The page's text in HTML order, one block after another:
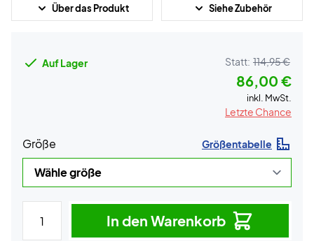
Über das Produkt Siehe Zubehör
Auf Lager Statt: 114,95 €
86,00 €
inkl. MwSt.
Letzte Chance
Größe Größentabelle
In den Warenkorb